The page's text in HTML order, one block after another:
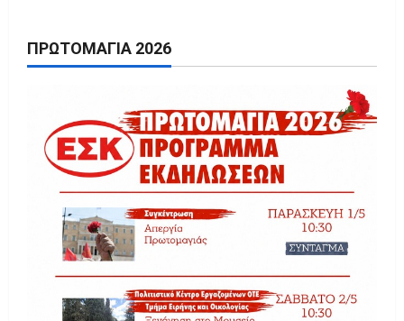
ΠΡΩΤΟΜΑΓΙΆ 2026